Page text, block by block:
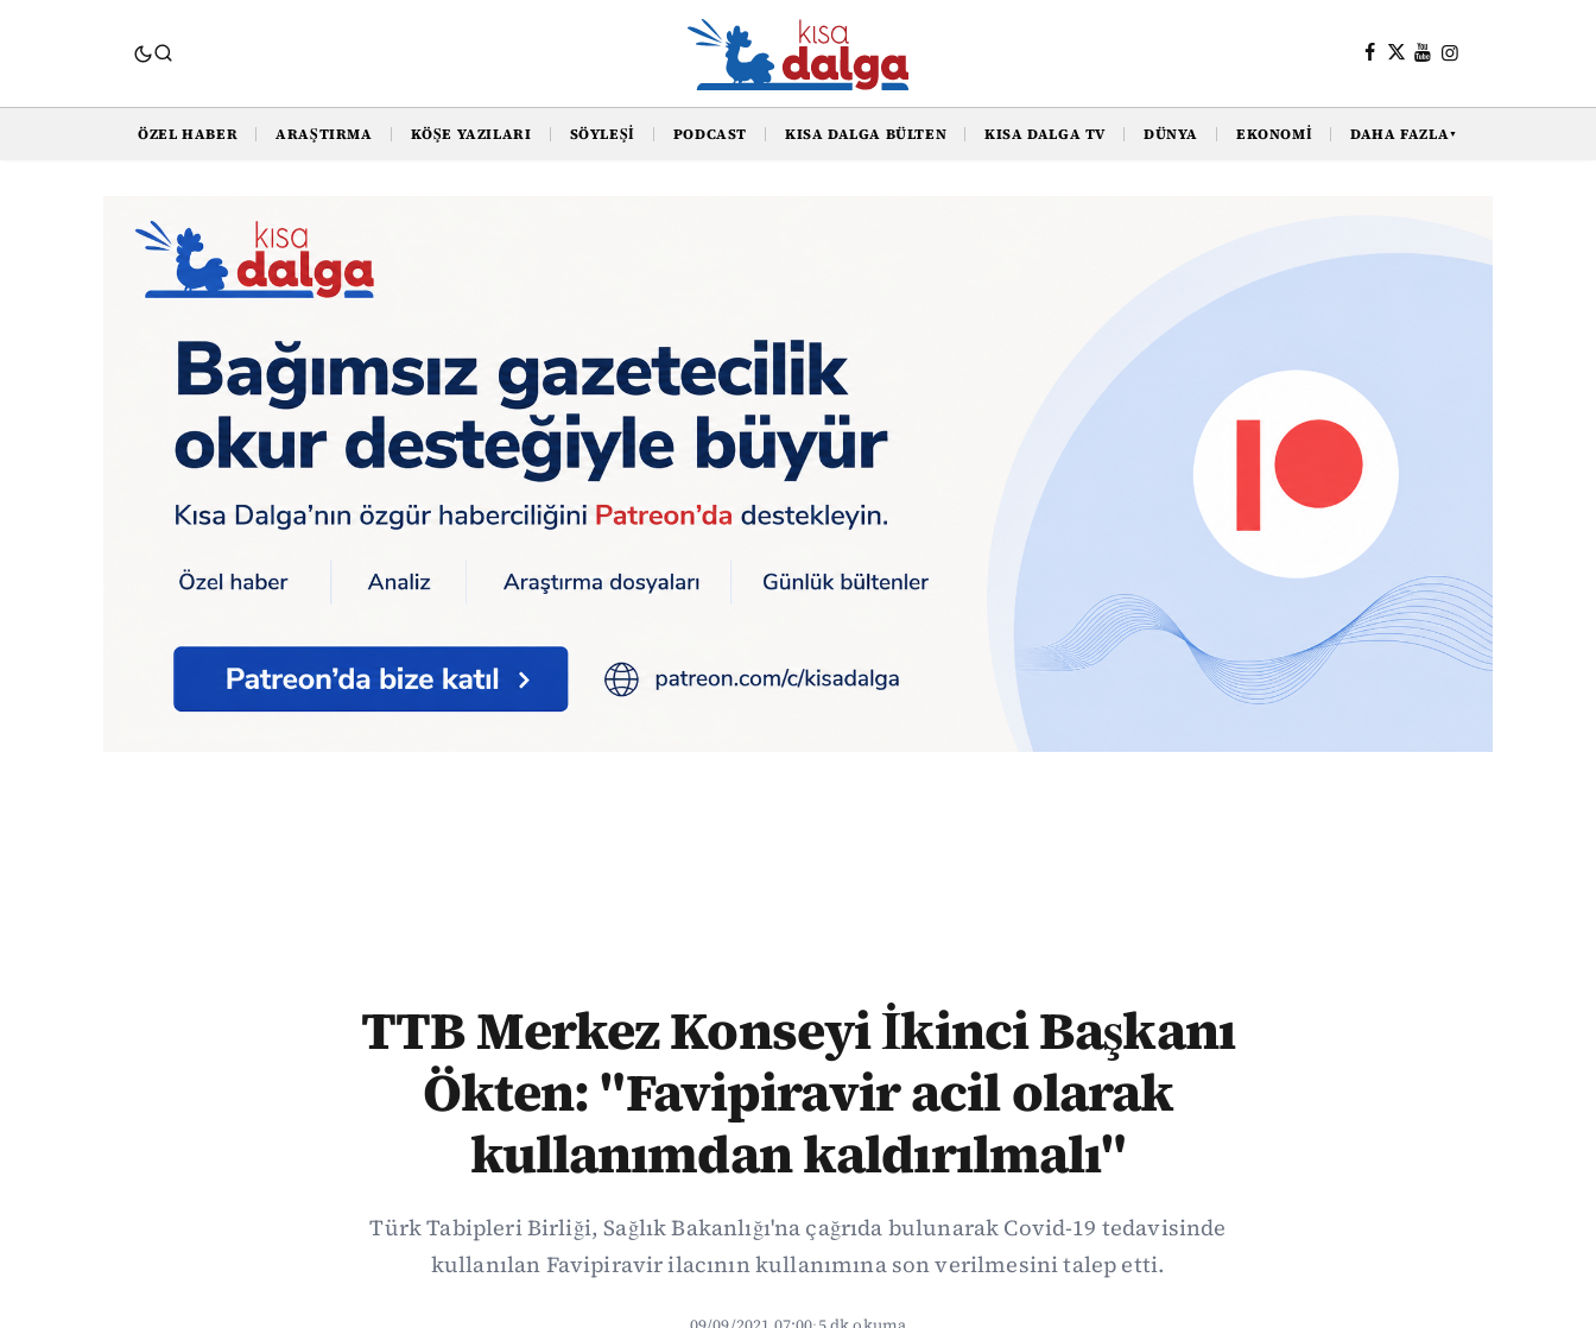
ÖZEL HABER ARAŞTIRMA KÖŞE YAZILARI SÖYLEŞI PODCAST KISA DALGA BÜLTEN KISA DALGA TV DÜNYA EKONOMI DAHA FAZLA▼
TTB Merkez Konseyi İkinci Başkanı Ökten: "Favipiravir acil olarak kullanımdan kaldırılmalı"
TTB Merkez Konseyi İkinci Başkanı
Ökten: "Favipiravir acil olarak
kullanımdan kaldırılmalı"
Türk Tabipleri Birliği, Sağlık Bakanlığı'na çağrıda bulunarak Covid-19 tedavisinde
kullanılan Favipiravir ilacının kullanımına son verilmesini talep etti.